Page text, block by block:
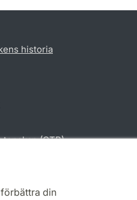
din
historia
(CTR)